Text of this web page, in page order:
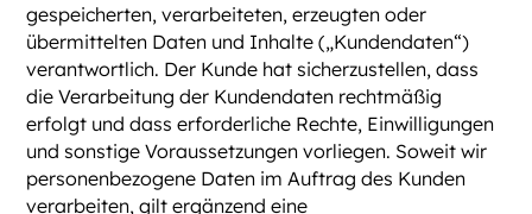
gespeicherten, verarbeiteten, erzeugten oder
übermittelten Daten und Inhalte („Kundendaten“)
verantwortlich. Der Kunde hat sicherzustellen, dass
die Verarbeitung der Kundendaten rechtmäßig
erfolgt und dass erforderliche Rechte, Einwilligungen
und sonstige Voraussetzungen vorliegen. Soweit wir
personenbezogene Daten im Auftrag des Kunden
verarbeiten, gilt ergänzend eine